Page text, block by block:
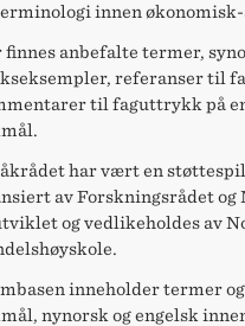
innen
finnes anbefalte termer,
referanser til
til faguttrykk på
har vært en
av Forskningsrådet og
og vedlikeholdes av
inneholder termer
nynorsk og engelsk